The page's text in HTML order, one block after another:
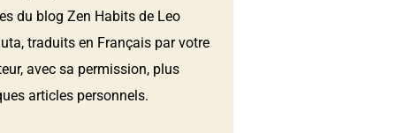
du blog Zen Habits de Leo
traduits en Français par votre
avec sa permission, plus
articles personnels.